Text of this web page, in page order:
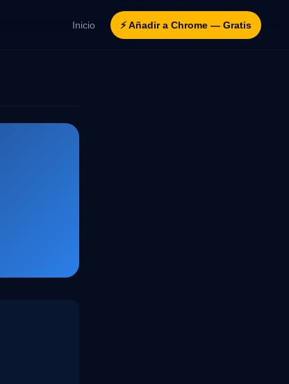
Inicio ⚡ Añadir a Chrome — Gratis